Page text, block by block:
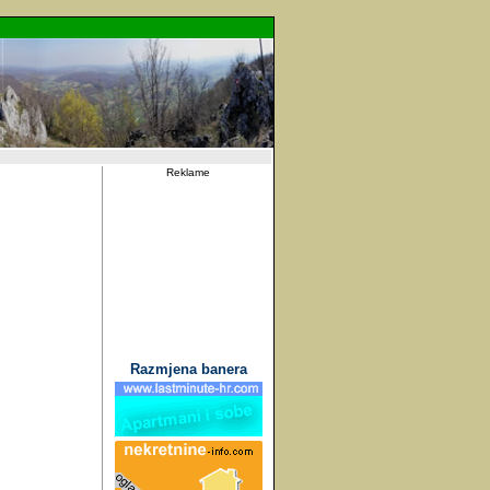
Reklame
Razmjena banera